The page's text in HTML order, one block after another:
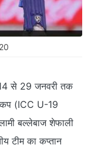
से 29 जनवरी तक
कप (ICC U-19
बल्लेबाज शेफाली
टीम का कप्तान